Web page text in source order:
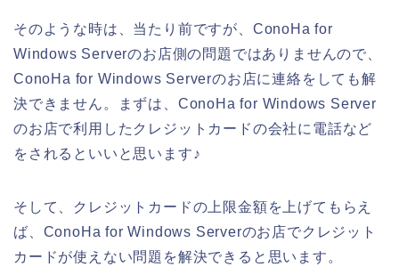
そのような時は、当たり前ですが、ConoHa for
Windows Serverのお店側の問題ではありませんので、
ConoHa for Windows Serverのお店に連絡をしても解
決できません。まずは、ConoHa for Windows Server
のお店で利用したクレジットカードの会社に電話など
をされるといいと思います♪
そして、クレジットカードの上限金額を上げてもらえ
ば、ConoHa for Windows Serverのお店でクレジット
カードが使えない問題を解決できると思います。